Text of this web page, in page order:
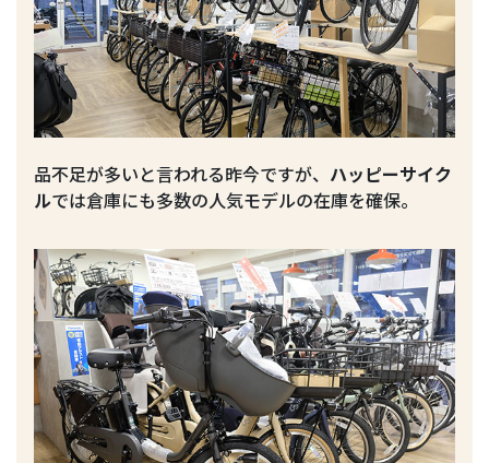
品不足が多いと言われる昨今ですが、 ハッピーサイク
ルでは倉庫にも多数の人気モデルの在庫を確保。